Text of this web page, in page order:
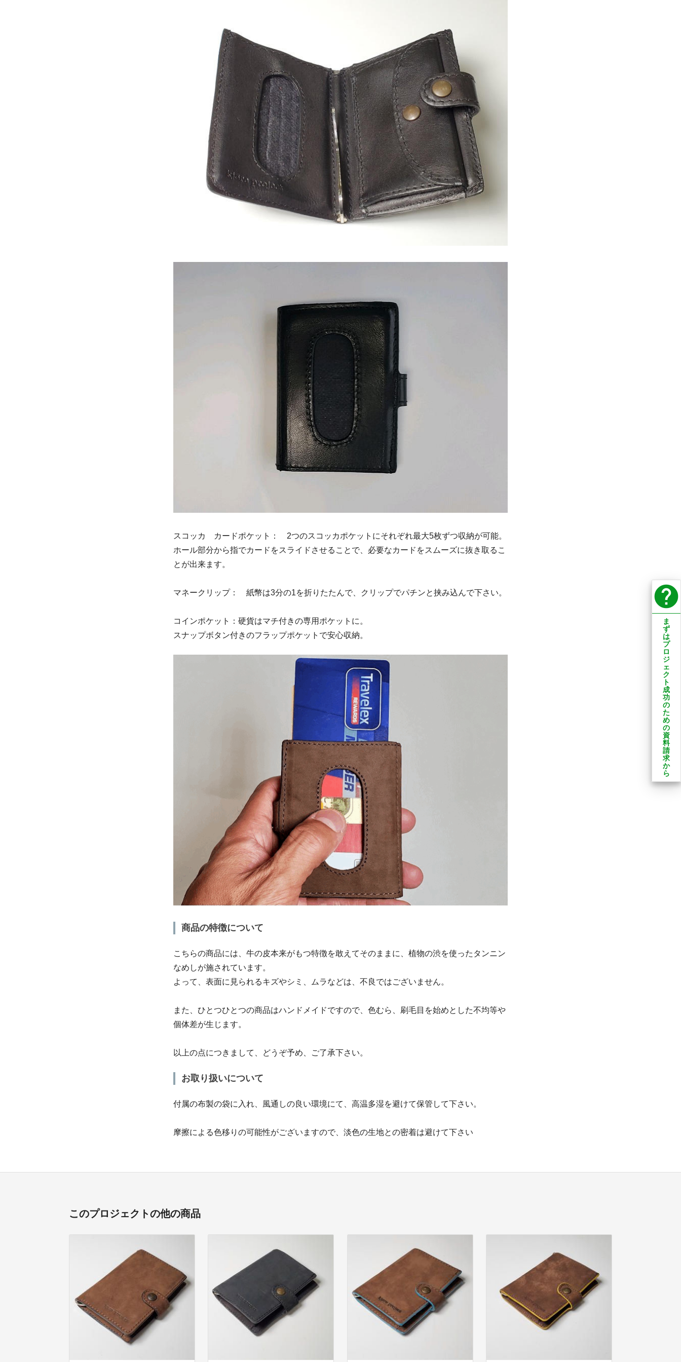
スコッカ カードポケット： 2つのスコッカポケットにそれぞれ最大5枚ずつ収納が可能。
ホール部分から指でカードをスライドさせることで、必要なカードをスムーズに抜き取るこ
とが出来ます。
マネークリップ： 紙幣は3分の1を折りたたんで、クリップでパチンと挟み込んで下さい。
コインポケット：硬貨はマチ付きの専用ポケットに。
スナップボタン付きのフラップポケットで安心収納。
商品の特徴について
こちらの商品には、牛の皮本来がもつ特徴を敢えてそのままに、植物の渋を使ったタンニン
なめしが施されています。
よって、表面に見られるキズやシミ、ムラなどは、不良ではございません。
また、ひとつひとつの商品はハンドメイドですので、色むら、刷毛目を始めとした不均等や
個体差が生じます。
以上の点につきまして、どうぞ予め、ご了承下さい。
お取り扱いについて
付属の布製の袋に入れ、風通しの良い環境にて、高温多湿を避けて保管して下さい。
摩擦による色移りの可能性がございますので、淡色の生地との密着は避けて下さい
このプロジェクトの他の商品
help
ま
ず
は
プ
ロ
ジ
ェ
ク
ト
成
功
の
た
め
の
資
料
請
求
か
ら